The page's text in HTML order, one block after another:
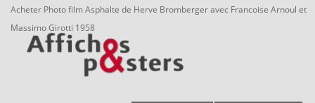
Acheter Photo film Asphalte de Herve Bromberger avec Francoise Arnoul et
Massimo Girotti 1958